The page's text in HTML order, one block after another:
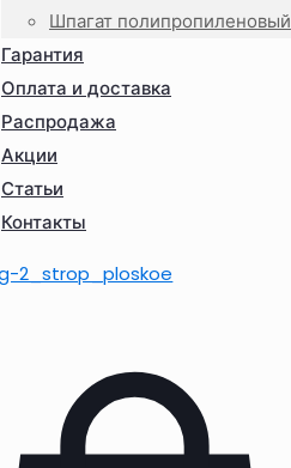
Шпагат полипропиленовый
Гарантия
Оплата и доставка
Распродажа
Акции
Статьи
Контакты